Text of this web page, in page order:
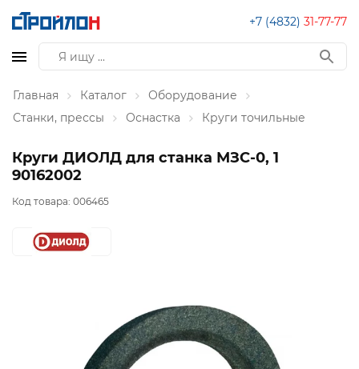
+7 (4832) 31-77-77
Главная Каталог
Оборудование
Станки, прессы
Оснастка Круги точильные
Круги ДИОЛД для станка МЗС-0, 1
90162002
Код товара: 006465